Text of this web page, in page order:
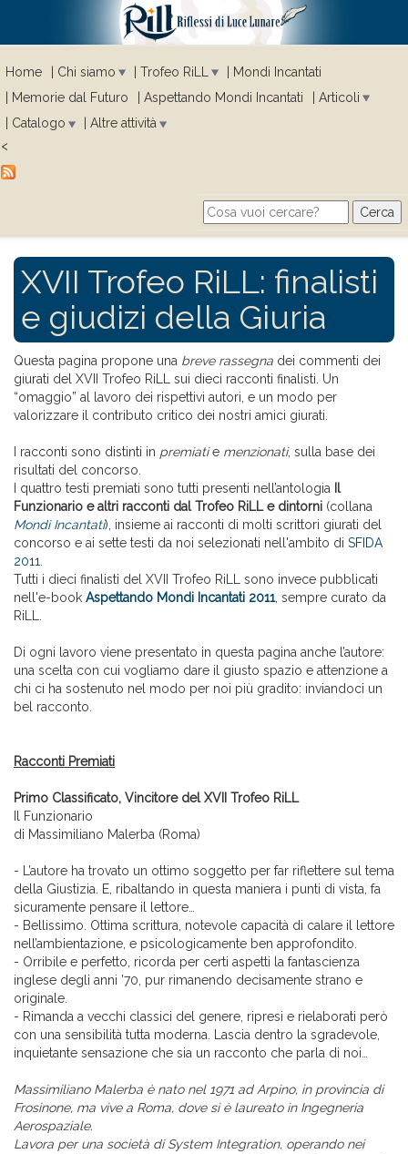
Home Chi siamo Trofeo RiLL
Mondi Incantati
Memorie dal Futuro
Aspettando Mondi Incantati
Articoli
Catalogo
Altre attività
<
Search form
Cerca
XVII Trofeo RiLL: finalisti
e giudizi della Giuria
Questa pagina propone una breve rassegna dei commenti dei
giurati del XVII Trofeo RiLL sui dieci racconti finalisti. Un
“omaggio” al lavoro dei rispettivi autori, e un modo per
valorizzare il contributo critico dei nostri amici giurati.
I racconti sono distinti in premiatie menzionati, sulla base dei
risultati del concorso.
I quattro testi premiati sono tutti presenti nell’antologia
Il
Funzionario e altri racconti dal Trofeo RiLL e dintorni (collana
Mondi Incantati), insieme ai racconti di molti scrittori giurati del
concorso e ai sette testi da noi selezionati nell'ambito di SFIDA
2011
Tutti i dieci finalisti del XVII Trofeo RiLL sono invece pubblicati
nell'e-book Aspettando Mondi Incantati 2011, sempre curato da
RiLL.
Di ogni lavoro viene presentato in questa pagina anche l’autore:
una scelta con cui vogliamo dare il giusto spazio e attenzione a
chi ci ha sostenuto nel modo per noi più gradito: inviandoci un
bel racconto.
Racconti Premiati
Primo Classificato, Vincitore del XVII Trofeo RiLL
Il Funzionario
di Massimiliano Malerba (Roma)
- L’autore ha trovato un ottimo soggetto per far riflettere sul tema
della Giustizia. E, ribaltando in questa maniera i punti di vista, fa
sicuramente pensare il lettore…
- Bellissimo. Ottima scrittura, notevole capacità di calare il lettore
nell’ambientazione, e psicologicamente ben approfondito.
- Orribile e perfetto, ricorda per certi aspetti la fantascienza
inglese degli anni ’70, pur rimanendo decisamente strano e
originale.
- Rimanda a vecchi classici del genere, ripresi e rielaborati però
con una sensibilità tutta moderna. Lascia dentro la sgradevole,
inquietante sensazione che sia un racconto che parla di noi…
Massimiliano Malerba è nato nel 1971 ad Arpino, in provincia di
Frosinone, ma vive a Roma, dove si è laureato in Ingegneria
Aerospaziale.
Lavora per una società di System Integration, operando nei